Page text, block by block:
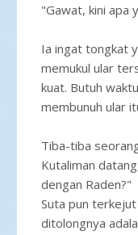
"Gawat, kini apa
Ia ingat tongkat
memukul ular
kuat. Butuh
membunuh ular
Tiba-tiba
Kutaliman
dengan Raden?"
Suta pun
ditolongnya